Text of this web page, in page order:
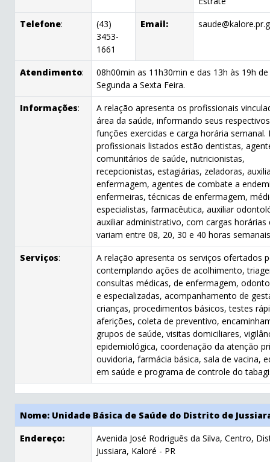
Telefone:
(43)
3453-
1661
Email:
Atendimento:
08h00min as 11h30min e das 13h às 19h de
Segunda a Sexta Feira.
Informações:
A relação apresenta os profissionais
área da saúde, informando seus
funções exercidas e carga horária semanal.
profissionais listados estão dentistas,
comunitários de saúde, nutricionistas,
recepcionistas, estagiárias, zeladoras,
enfermagem, agentes de combate a
enfermeiras, técnicas de enfermagem,
especialistas, farmacêutica, auxiliar
auxiliar administrativo, com cargas horárias
variam entre 08, 20, 30 e 40 horas
Serviços:
A relação apresenta os serviços ofertados
contemplando ações de acolhimento,
consultas médicas, de enfermagem,
e especializadas, acompanhamento de
crianças, procedimentos básicos, testes
aferições, coleta de preventivo,
grupos de saúde, visitas domiciliares,
epidemiológica, coordenação da atenção
ouvidoria, farmácia básica, sala de vacina,
em saúde e programa de controle do
Nome: Unidade Básica de Saúde do Distrito de
Endereço:
Avenida José Rodriguês da Silva, Centro,
Jussiara, Kaloré - PR